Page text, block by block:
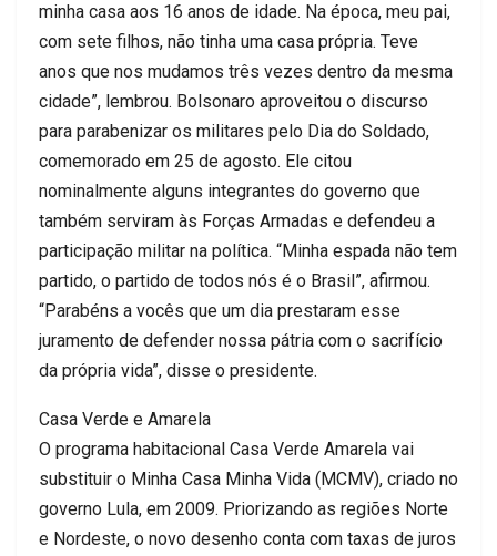
minha casa aos 16 anos de idade. Na época, meu pai,
com sete filhos, não tinha uma casa própria. Teve
anos que nos mudamos três vezes dentro da mesma
cidade”, lembrou. Bolsonaro aproveitou o discurso
para parabenizar os militares pelo Dia do Soldado,
comemorado em 25 de agosto. Ele citou
nominalmente alguns integrantes do governo que
também serviram às Forças Armadas e defendeu a
participação militar na política. “Minha espada não tem
partido, o partido de todos nós é o Brasil”, afirmou.
“Parabéns a vocês que um dia prestaram esse
juramento de defender nossa pátria com o sacrifício
da própria vida”, disse o presidente.
Casa Verde e Amarela
O programa habitacional Casa Verde Amarela vai
substituir o Minha Casa Minha Vida (MCMV), criado no
governo Lula, em 2009. Priorizando as regiões Norte
e Nordeste, o novo desenho conta com taxas de juros